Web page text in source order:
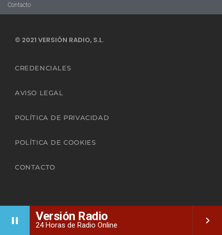
pause Versión Radio
24 Horas de Radio Online keyboard_arrow_right
Contacto
© 2021 VERSIÓN RADIO, S.L.
CREDENCIALES
AVISO LEGAL
POLÍTICA DE PRIVACIDAD
POLÍTICA DE COOKIES
CONTACTO